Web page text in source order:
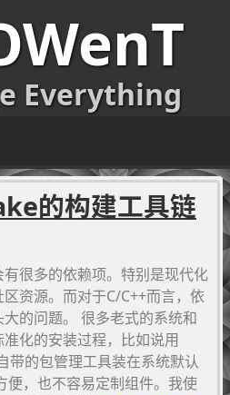
Everything
的构建工具链
很多的依赖项。特别是现代化
资源。而对于C/C++而言，依
的问题。 很多老式的系统和
化的安装过程，比如说用
带的包管理工具装在系统默认
便，也不容易定制组件。我使